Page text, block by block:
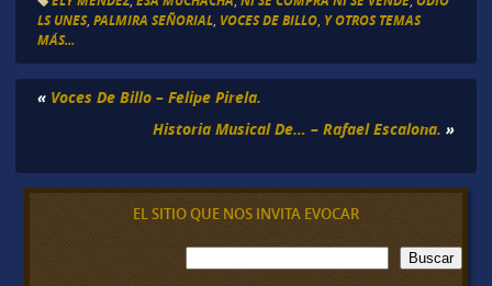
LS UNES, PALMIRA SEÑORIAL, VOCES DE BILLO, Y OTROS TEMAS
MÁS...
« Voces De Billo – Felipe Pirela.
Historia Musical De… – Rafael Escalona. »
EL SITIO QUE NOS INVITA EVOCAR
B
u
Buscar